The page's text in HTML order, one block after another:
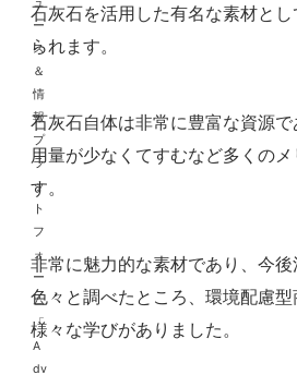
石灰石を活用した有名な素材と
られます。
石灰石自体は非常に豊富な資源
用量が少なくてすむなど多くの
す。
非常に魅力的な素材であり、今
色々と調べたところ、環境配慮
様々な学びがありました。